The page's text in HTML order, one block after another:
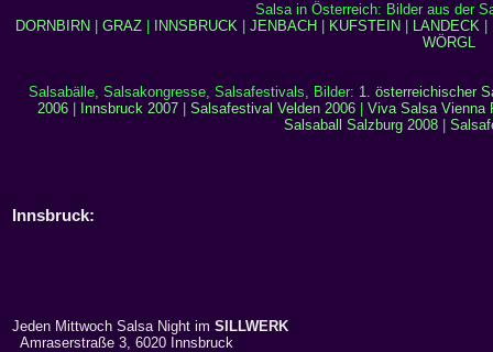
Salsa in Österreich: Bilder aus der
DORNBIRN
GRAZ| INNSBRUCK| JENBACH KUFSTEIN LANDECK|
WÖRGL
Salsabälle, Salsakongresse, Salsafestivals, Bilder: 1. österreichischer
2006| Innsbruck 2007| Salsafestival Velden 2006| Viva Salsa Vienna
Salsaball Salzburg 2008|
Innsbruck:
Jeden Mittwoch Salsa Night im SILLWERK
Amraserstraße 3, 6020 Innsbruck